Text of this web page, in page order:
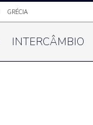
GRÉCIA
INTERCÂMBIO